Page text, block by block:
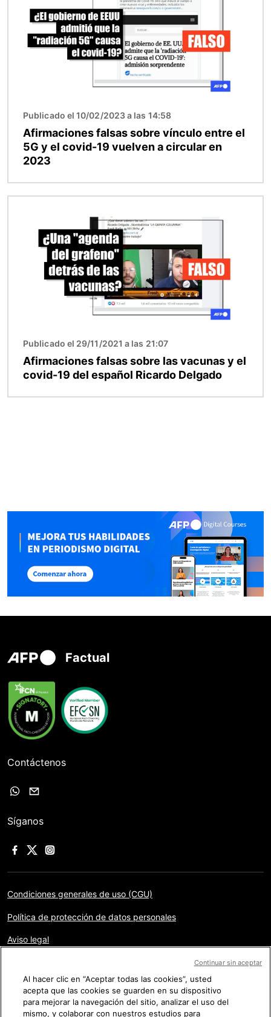
Publicado el 10/02/2023 a las 14:58
Afirmaciones falsas sobre vínculo entre el
5G y el covid-19 vuelven a circular en
2023
Publicado el 29/11/2021 a las 21:07
Afirmaciones falsas sobre las vacunas y el
covid-19 del español Ricardo Delgado
Factual
Contáctenos
Síganos
Condiciones generales de uso (CGU)
Política de protección de datos personales
Aviso legal
Mapa del sitio
Al hacer clic en “Aceptar todas las cookies”, usted
acepta que las cookies se guarden en su dispositivo
para mejorar la navegación del sitio, analizar el uso del
mismo, y colaborar con nuestros estudios para
Continuar sin aceptar